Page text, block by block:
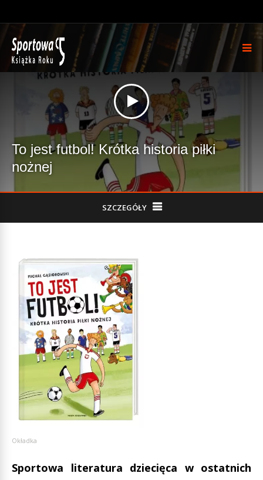
To jest futbol! Krótka historia piłki
nożnej
SZCZEGÓŁY
Okładka
Sportowa literatura dziecięca w ostatnich